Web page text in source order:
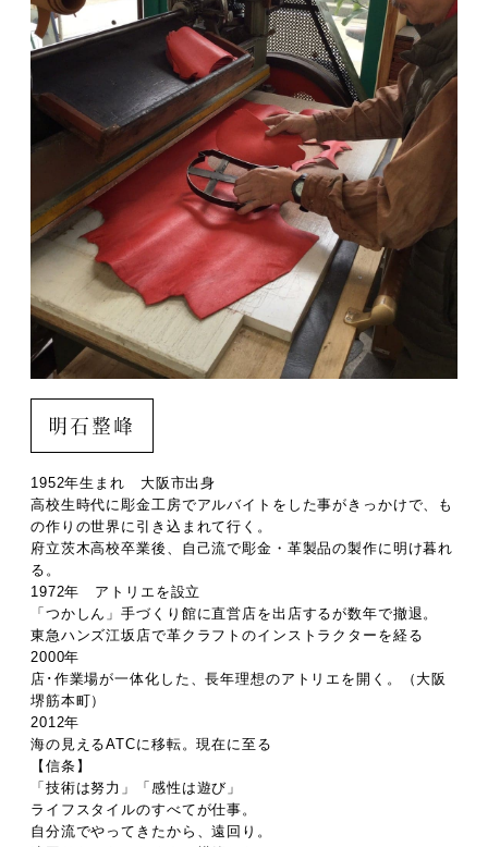
明石整峰
1952年生まれ 大阪市出身
高校生時代に彫金工房でアルバイトをした事がきっかけで、も
の作りの世界に引き込まれて行く。
府立茨木高校卒業後、自己流で彫金・革製品の製作に明け暮れ
る。
1972年 アトリエを設立
「つかしん」手づくり館に直営店を出店するが数年で撤退。
東急ハンズ江坂店で革クラフトのインストラクターを経る
2000年
店･作業場が一体化した、長年理想のアトリエを開く。（大阪
堺筋本町）
2012年
海の見えるATCに移転。現在に至る
【信条】
「技術は努力」「感性は遊び」
ライフスタイルのすべてが仕事。
自分流でやってきたから、遠回り。